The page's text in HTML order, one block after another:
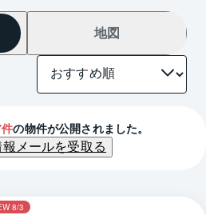
地図
件の物件が公開されました。
メールを受取る
8/3